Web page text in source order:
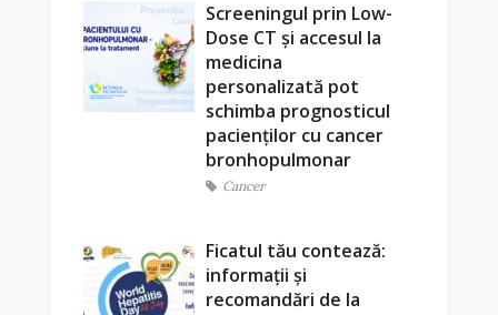
Screeningul prin Low-
Dose CT și accesul la
medicina
personalizată pot
schimba prognosticul
pacienților cu cancer
bronhopulmonar
Cancer
Ficatul tău contează:
informații și
recomandări de la